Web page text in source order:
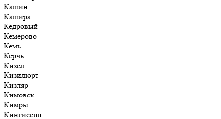
Кашин
Кашира
Кедровый
Кемерово
Кемь
Керчь
Кизел
Кизилюрт
Кизляр
Кимовск
Кимры
Кингисепп